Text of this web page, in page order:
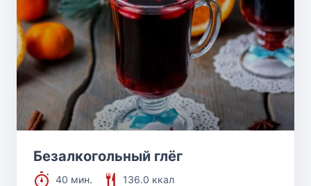
Безалкогольный глёг
40 мин.
136.0 ккал